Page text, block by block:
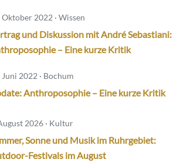
Oktober 2022 · Wissen
und Diskussion mit André Sebastiani:
– Eine kurze Kritik
Juni 2022 · Bochum
Anthroposophie – Eine kurze Kritik
2026 · Kultur
Sonne und Musik im Ruhrgebiet:
Festivals im August